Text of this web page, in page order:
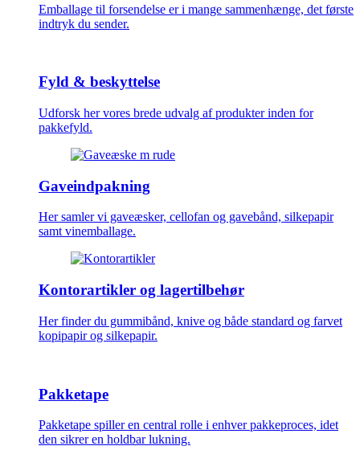
Emballage til forsendelse er i mange sammenhænge, det første
indtryk du sender.
Fyld & beskyttelse
Udforsk her vores brede udvalg af produkter inden for
pakkefyld.
Gaveindpakning
Her samler vi gaveæsker, cellofan og gavebånd, silkepapir
samt vinemballage.
Kontorartikler og lagertilbehør
Her finder du gummibånd, knive og både standard og farvet
kopipapir og silkepapir.
Pakketape
Pakketape spiller en central rolle i enhver pakkeproces, idet
den sikrer en holdbar lukning.